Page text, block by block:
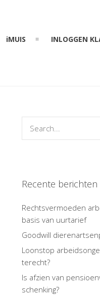
iMUIS INLOGGEN
Recente berichten
Rechtsvermoeden
basis van uurtarief
Goodwill
Loonstop
terecht?
Is afzien van
schenking?